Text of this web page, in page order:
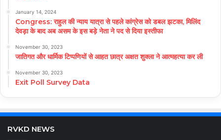
January 14, 2024
Congress: राहुल की न्याय यात्रा से पहले कांग्रेस को डबल झटका, मिलिंद
देवड़ा के बाद अब असम के इस बड़े नेता ने पद से दिया इस्तीफा
November 30, 2023
जातिगत और धार्मिक टिप्पणियों से आहत छात्र अक्षत शुक्ला ने आत्महत्या कर ली
November 30, 2023
Exit Poll Survey Data
RVKD NEWS